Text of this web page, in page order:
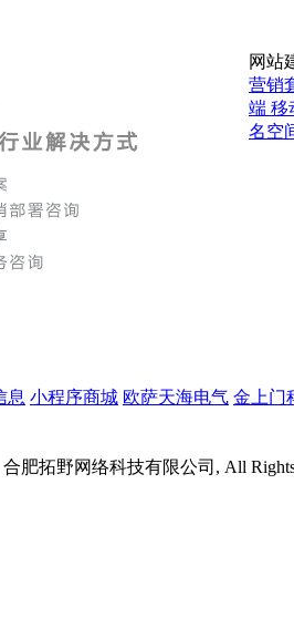
网站
营销
端 移
名空
息 小程序商城 欧萨天海电气 金上门
肥拓野网络科技有限公司, All